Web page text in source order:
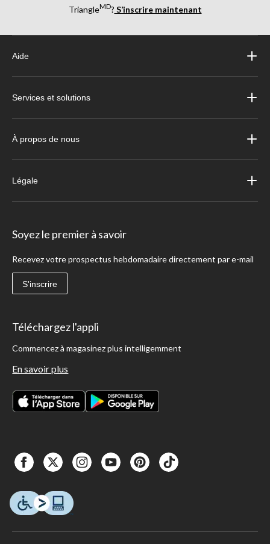
TriangleMD? S’inscrire maintenant
Aide
Services et solutions
À propos de nous
Légale
Soyez le premier à savoir
Recevez votre prospectus hebdomadaire directement par e-mail
S'inscrire
Téléchargez l'appli
Commencez à magasinez plus intelligemment
En savoir plus